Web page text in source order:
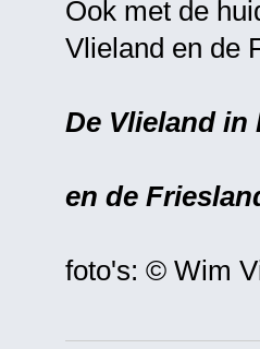
Ook met de
Vlieland en de
De Vlieland in
en de
foto's: © Wim